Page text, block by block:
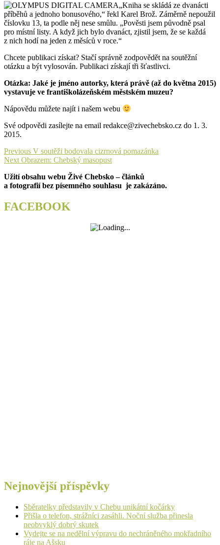
„Kniha se skládá ze dvanácti
příběhů a jednoho bonusového,“ řekl Karel Brož. Záměrně nepoužil
číslovku 13, ta podle něj nese smůlu. „Pověsti jsem původně psal
pro místní listy. A když jich bylo dvanáct, zjistil jsem, že se každá
z nich hodí na jeden z měsíců v roce.“
Chcete publikaci získat? Stačí správně zodpovědět na soutěžní
otázku a být vylosován. Publikaci získají tři šťastlivci.
Otázka: Jaké je jméno autorky, která právě (až do května 2015)
vystavuje ve františkolázeňském městském muzeu?
Nápovědu můžete najít i našem webu
Své odpovědi zasílejte na email redakce@zivechebsko.cz do 1. 3.
2015.
Navigace
pro
příspěvek
Previous Previous
post:
V soutěži bodovala cizrnová pomazánka
Next Next
Obrazem: Chebský masopust
Užití obsahu webu Živé Chebsko – článků
a fotografií bez písemného souhlasu je zakázáno.
FACEBOOK
Nejnovější příspěvky
Sběratelky představily v Chebu unikátní kočárky
Přišla o telefon, strážníci zasáhli. Noční služba přinesla
neobvyklý dobrý skutek
Vydejte se na nedělní výpravu do nechráněného mokřadního
ráje na Ašsku